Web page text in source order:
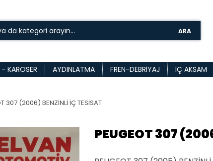
ARA
KAROSER AYDINLATMA FREN-DEBRIYAJ İÇ AKSAM
307 (2006) BENZİNLİ İÇ TESİSAT
PEUGEOT 307